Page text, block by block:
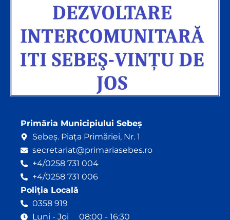
Primăria Municipiului Sebeș
Sebeș. Piața Primăriei, Nr. 1
secretariat@primariasebes.ro
+4/0258 731 004
+4/0258 731 006
Poliția Locală
0358 919
Luni - Joi 08:00 - 16:30